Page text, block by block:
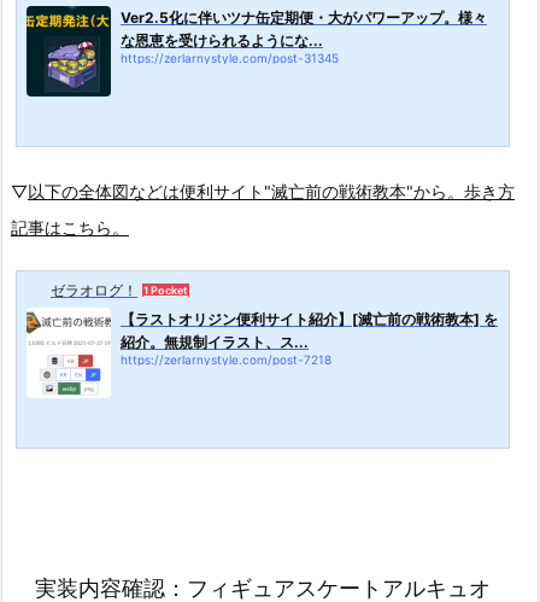
Ver2.5化に伴いツナ缶定期便・大がパワーアップ。様々
な恩恵を受けられるようにな...
https://zerlarnystyle.com/post-31345
▽以下の全体図などは便利サイト"滅亡前の戦術教本"から。歩き方
記事はこちら。
ゼラオログ！ 1 Pocket
【ラストオリジン便利サイト紹介】[滅亡前の戦術教本] を
紹介。無規制イラスト、ス...
https://zerlarnystyle.com/post-7218
実装内容確認：フィギュアスケートアルキュオ